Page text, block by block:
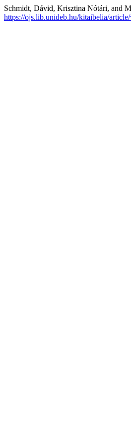
Schmidt, Dávid, Krisztina Nótári, and
https://ojs.lib.unideb.hu/kitaibelia/